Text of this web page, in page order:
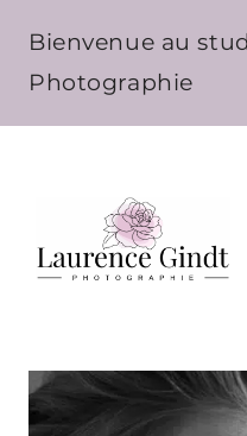
contenu
Bienvenue au
Photographie